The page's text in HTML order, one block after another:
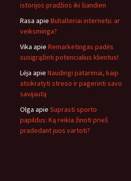
istorijos pradžios iki šiandien
Rasa apie Buhalteriai internetu: ar
veiksminga?
Vika apie Remarketingas padės
susigrąžinti potencialius klientus!
Lėja apie Naudingi patarimai, kaip
atsikratyti streso ir pagerinti savo
savijautą
Olga apie Suprasti sporto
papildus: Ką reikia žinoti prieš
pradedant juos vartoti?